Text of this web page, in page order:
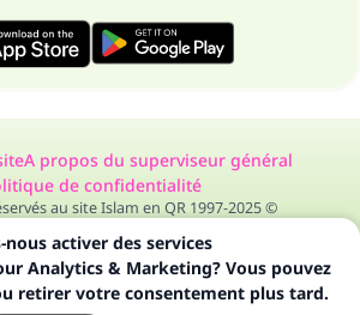
A propos du superviseur général
de confidentialité
au site Islam en QR 1997-2025 ©
activer des services
Analytics & Marketing? Vous pouvez
retirer votre consentement plus tard.